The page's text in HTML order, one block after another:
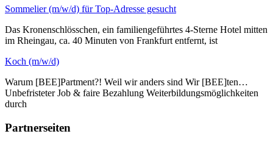
Sommelier (m/w/d) für Top-Adresse gesucht
Das Kronenschlösschen, ein familiengeführtes 4-Sterne Hotel mitten
im Rheingau, ca. 40 Minuten von Frankfurt entfernt, ist
Koch (m/w/d)
Warum [BEE]Partment?! Weil wir anders sind Wir [BEE]ten…
Unbefristeter Job & faire Bezahlung Weiterbildungsmöglichkeiten
durch
Partnerseiten